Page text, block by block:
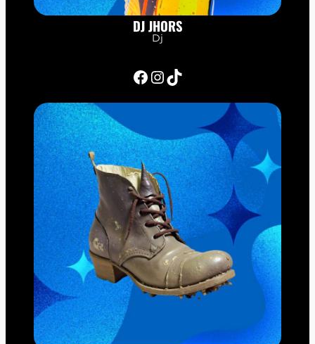
DJ JHORS
Dj
Facebook InstagramTikTok